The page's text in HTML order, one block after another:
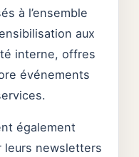
à l’ensemble
aux
interne, offres
événements
également
newsletters